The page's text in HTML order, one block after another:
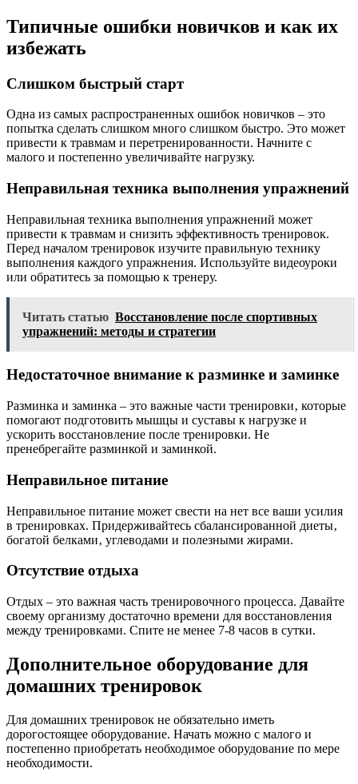
Типичные ошибки новичков и как их
избежать
Слишком быстрый старт
Одна из самых распространенных ошибок новичков – это
попытка сделать слишком много слишком быстро. Это может
привести к травмам и перетренированности. Начните с
малого и постепенно увеличивайте нагрузку.
Неправильная техника выполнения упражнений
Неправильная техника выполнения упражнений может
привести к травмам и снизить эффективность тренировок.
Перед началом тренировок изучите правильную технику
выполнения каждого упражнения. Используйте видеоуроки
или обратитесь за помощью к тренеру.
Читать статью Восстановление после спортивных
упражнений: методы и стратегии
Недостаточное внимание к разминке и заминке
Разминка и заминка – это важные части тренировки‚ которые
помогают подготовить мышцы и суставы к нагрузке и
ускорить восстановление после тренировки. Не
пренебрегайте разминкой и заминкой.
Неправильное питание
Неправильное питание может свести на нет все ваши усилия
в тренировках. Придерживайтесь сбалансированной диеты‚
богатой белками‚ углеводами и полезными жирами.
Отсутствие отдыха
Отдых – это важная часть тренировочного процесса. Давайте
своему организму достаточно времени для восстановления
между тренировками. Спите не менее 7-8 часов в сутки.
Дополнительное оборудование для
домашних тренировок
Для домашних тренировок не обязательно иметь
дорогостоящее оборудование. Начать можно с малого и
постепенно приобретать необходимое оборудование по мере
необходимости.